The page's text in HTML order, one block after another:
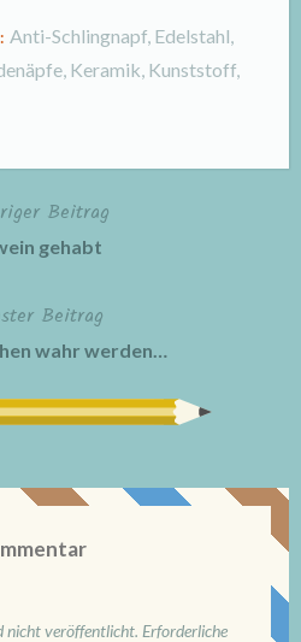
Anti-Schlingnapf, Edelstahl,
, Keramik, Kunststoff,
Beitrag
gehabt
Beitrag
wahr werden…
nicht veröffentlicht. Erforderliche